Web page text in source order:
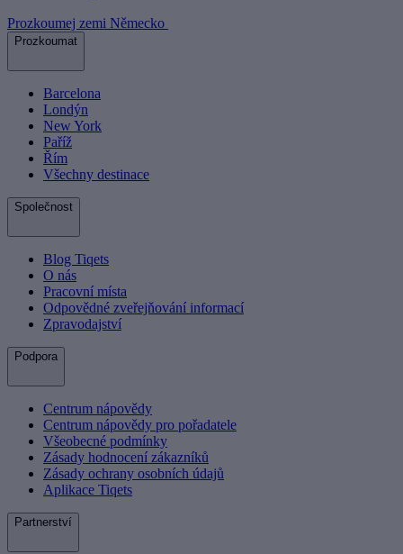
Prozkoumej zemi Německo
Prozkoumat
Barcelona
Londýn
New York
Paříž
Řím
Všechny destinace
Společnost
Blog Tiqets
O nás
Pracovní místa
Odpovědné zveřejňování informací
Zpravodajství
Podpora
Centrum nápovědy
Centrum nápovědy pro pořadatele
Všeobecné podmínky
Zásady hodnocení zákazníků
Zásady ochrany osobních údajů
Aplikace Tiqets
Partnerství